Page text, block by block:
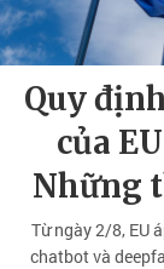
Quy
của
Những
Từ ngày 2/8, EU
chatbot và